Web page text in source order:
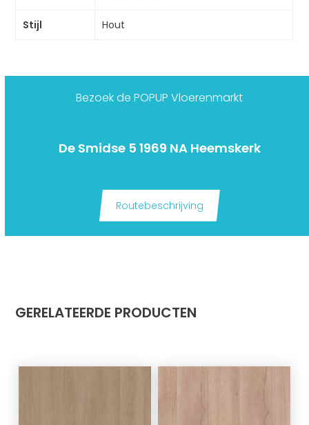
Stijl Hout
Bezoek de POPUP Vloerenmarkt
De Smidse 5 1969 NA Heemskerk
Routebeschrijving
GERELATEERDE PRODUCTEN